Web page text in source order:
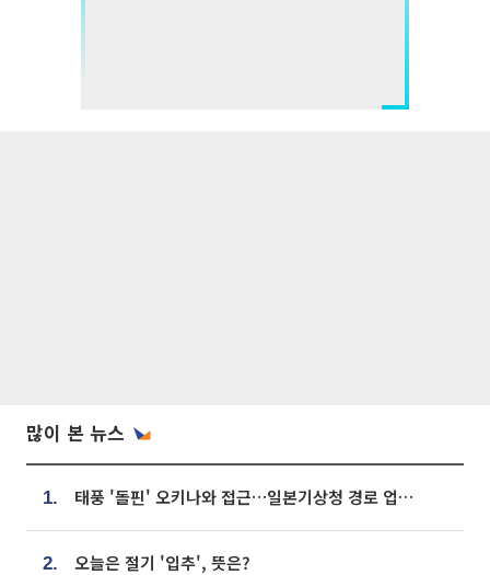
많이 본 뉴스
1. 태풍 '돌핀' 오키나와 접근…일본기상청 경로 업데이트
2. 오늘은 절기 '입추', 뜻은?